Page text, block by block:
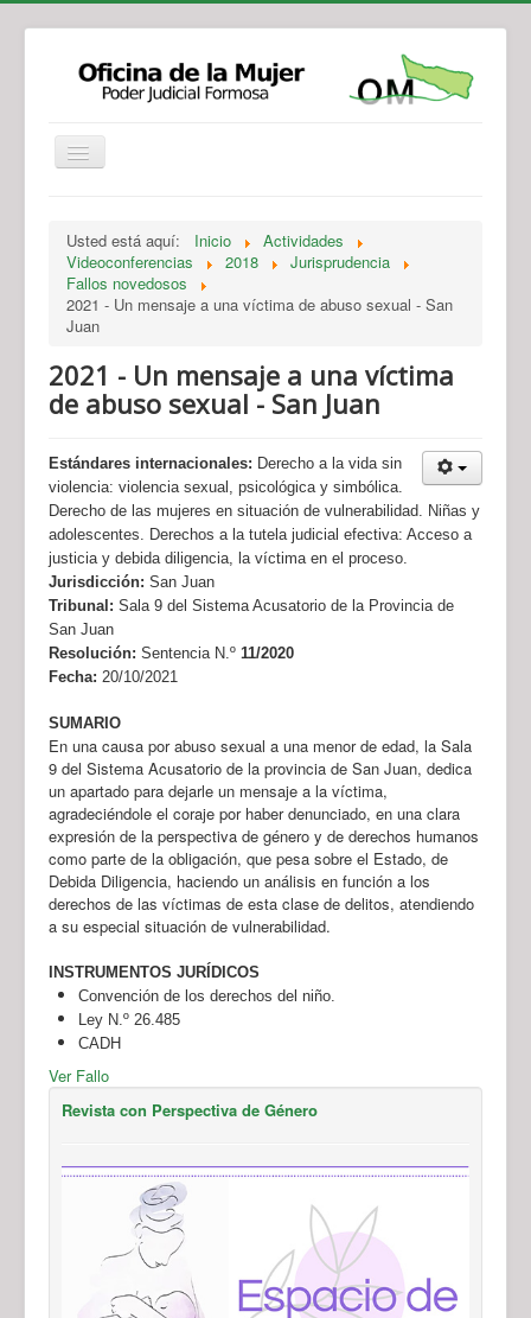
Legislación
Novedades
Recursos y Servicios de Atención
Usted está aquí: Inicio
Actividades
Videoconferencias
2018
Jurisprudencia
Fallos novedosos
2021 - Un mensaje a una víctima de abuso sexual - San
Juan
2021 - Un mensaje a una víctima
de abuso sexual - San Juan
Estándares internacionales: Derecho a la vida sin
violencia: violencia sexual, psicológica y simbólica.
Derecho de las mujeres en situación de vulnerabilidad. Niñas y
adolescentes. Derechos a la tutela judicial efectiva: Acceso a
justicia y debida diligencia, la víctima en el proceso.
Jurisdicción: San Juan
Tribunal: Sala 9 del Sistema Acusatorio de la Provincia de
San Juan
Resolución: Sentencia N.º 11/2020
Fecha: 20/10/2021
SUMARIO
En una causa por abuso sexual a una menor de edad, la Sala
9 del Sistema Acusatorio de la provincia de San Juan, dedica
un apartado para dejarle un mensaje a la víctima,
agradeciéndole el coraje por haber denunciado, en una clara
expresión de la perspectiva de género y de derechos humanos
como parte de la obligación, que pesa sobre el Estado, de
Debida Diligencia, haciendo un análisis en función a los
derechos de las víctimas de esta clase de delitos, atendiendo
a su especial situación de vulnerabilidad.
INSTRUMENTOS JURÍDICOS
Convención de los derechos del niño.
Ley N.º 26.485
CADH
Ver Fallo
Revista con Perspectiva de Género